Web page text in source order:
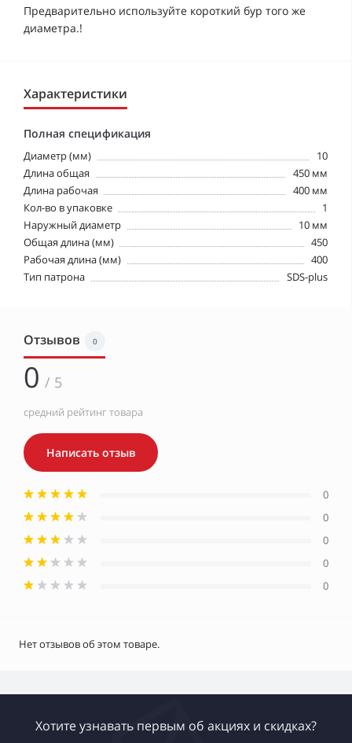
Предварительно используйте короткий бур того же
диаметра.!
Характеристики
Полная спецификация
Диаметр (мм)
10
Длина общая
450 мм
Длина рабочая
400 мм
Кол-во в упаковке
1
Наружный диаметр
10 мм
Общая длина (мм)
450
Рабочая длина (мм)
400
Тип патрона
SDS-plus
Отзывов 0
0 / 5
средний рейтинг товара
Написать отзыв
0
0
0
0
0
Нет отзывов об этом товаре.
Хотите узнавать первым об акциях и скидках?